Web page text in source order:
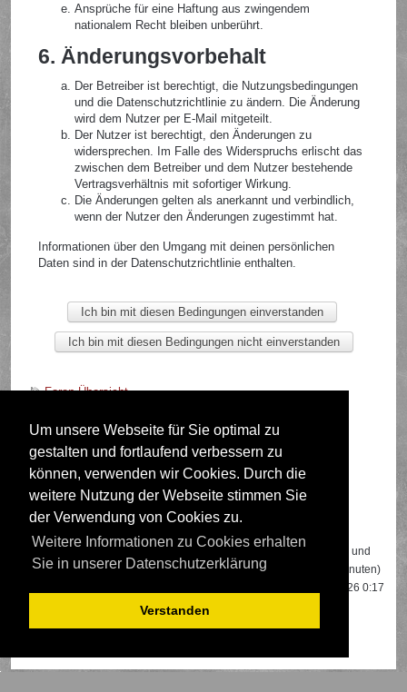
Um unsere Webseite für Sie optimal zu
gestalten und fortlaufend verbessern zu
können, verwenden wir Cookies. Durch die
weitere Nutzung der Webseite stimmen Sie
der Verwendung von Cookies zu.
Weitere Informationen zu Cookies erhalten
Sie in unserer Datenschutzerklärung
Verstanden
Ansprüche für eine Haftung aus zwingendem
nationalem Recht bleiben unberührt.
6. Änderungsvorbehalt
Der Betreiber ist berechtigt, die Nutzungsbedingungen
und die Datenschutzrichtlinie zu ändern. Die Änderung
wird dem Nutzer per E-Mail mitgeteilt.
Der Nutzer ist berechtigt, den Änderungen zu
widersprechen. Im Falle des Widerspruchs erlischt das
zwischen dem Betreiber und dem Nutzer bestehende
Vertragsverhältnis mit sofortiger Wirkung.
Die Änderungen gelten als anerkannt und verbindlich,
wenn der Nutzer den Änderungen zugestimmt hat.
Informationen über den Umgang mit deinen persönlichen
Daten sind in der Datenschutzrichtlinie enthalten.
Foren-Übersicht
Deutsche Übersetzung durchphpBB.de
Wer ist online?
Insgesamt sind391Besucher online: 2 registrierte, 0 unsichtbare und
389 Gäste (basierend auf den aktiven Besuchern der letzten 5 Minuten)
Besuchern, die am 13.04.2026 0:17
gleichzeitig online waren.